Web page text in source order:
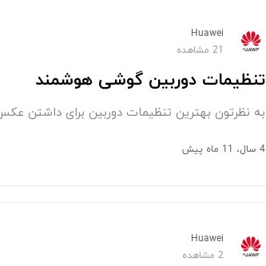
Huawei
21 مشاهده
تنظیمات دوربین گوشی هوشمند
به نظرتون بهترین تنظیمات دوربین برای داشتن
4 سال، 11 ماه پیش
Huawei
2 مشاهده